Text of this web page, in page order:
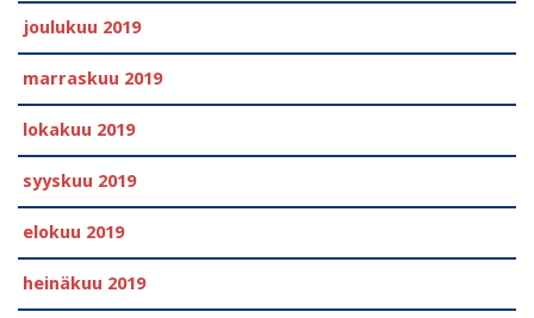
joulukuu 2019
marraskuu 2019
lokakuu 2019
syyskuu 2019
elokuu 2019
heinäkuu 2019